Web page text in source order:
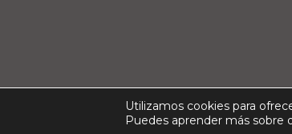
Copyrights. Proyecto Libertad,
Utilizamos cookies para
Puedes aprender más sobre